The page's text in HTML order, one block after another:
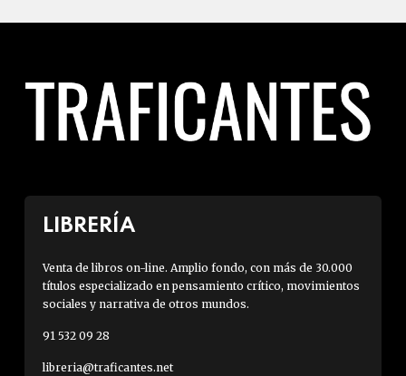
LIBRERÍA
Venta de libros on-line. Amplio fondo, con más de 30.000
títulos especializado en pensamiento crítico, movimientos
sociales y narrativa de otros mundos.
91 532 09 28
libreria@traficantes.net